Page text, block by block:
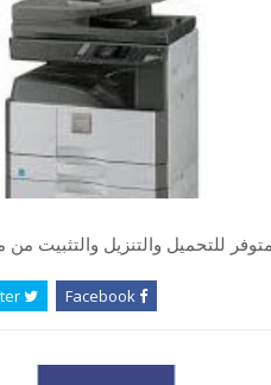
للتحميل والتنزيل والتثبيت